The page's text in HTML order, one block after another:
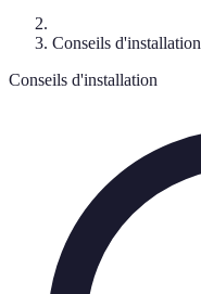
Conseils d'installation
Conseils d'installation